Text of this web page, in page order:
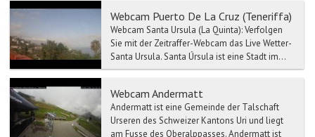
Webcam Puerto De La Cruz (Teneriffa)
Webcam Santa Ursula (La Quinta): Verfolgen
Sie mit der Zeitraffer-Webcam das Live Wetter-
Santa Ursula. Santa Úrsula ist eine Stadt im...
Webcam Andermatt
Andermatt ist eine Gemeinde der Talschaft
Urseren des Schweizer Kantons Uri und liegt
am Fusse des Oberalppasses. Andermatt ist